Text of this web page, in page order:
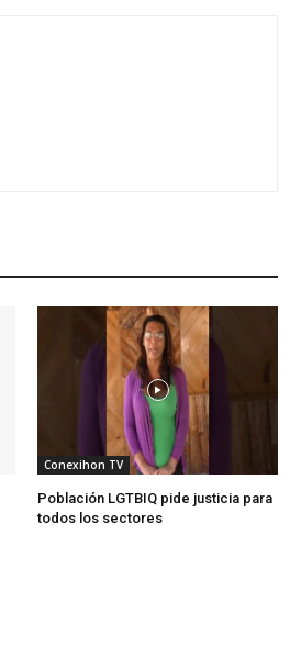
Conexihon TV
Población LGTBIQ pide justicia para
todos los sectores